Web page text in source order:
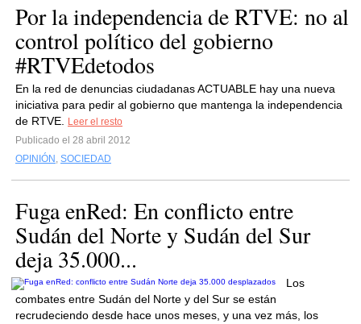
Por la independencia de RTVE: no al
control político del gobierno
#RTVEdetodos
En la red de denuncias ciudadanas ACTUABLE hay una nueva
iniciativa para pedir al gobierno que mantenga la independencia
de RTVE.
Leer el resto
Publicado el 28 abril 2012
OPINIÓN , SOCIEDAD
Fuga enRed: En conflicto entre
Sudán del Norte y Sudán del Sur
deja 35.000...
Los
combates entre Sudán del Norte y del Sur se están
recrudeciendo desde hace unos meses, y una vez más, los